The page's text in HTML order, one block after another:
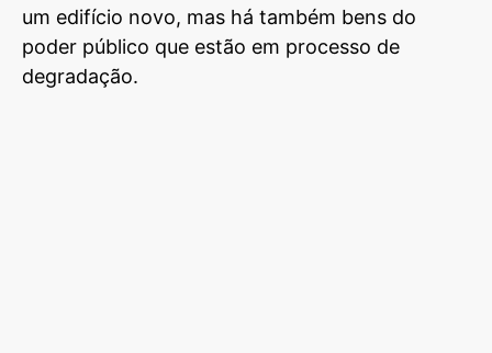
um edifício novo, mas há também bens do
poder público que estão em processo de
degradação.